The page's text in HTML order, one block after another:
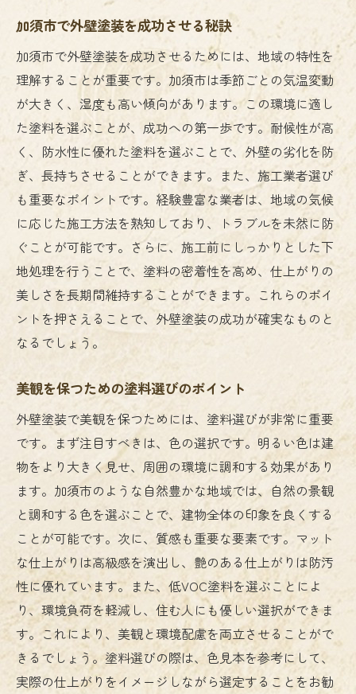
埼玉県加須市で注目の外壁塗装の選び方とその
加須市で人気の外壁塗装とは
効果的な塗料選定で家を守る
実績ある施工業者の見極め方
地域の特性に合う塗装技術の紹介
加須市での施工事例から学ぶ選び方
効果を最大化する施工スケジュール
外壁塗装で家を守る！加須市での最適な塗料選
び
塗料選びで重要なポイントとは
加須市の環境に適した塗料の種類
耐久性を高める塗料の選定基準
加須市での実績から学ぶ塗料選び
家の資産価値を高める塗料の特徴
加須市の外壁塗装で失敗しないための秘訣
よくある失敗例とその回避法
施工前に知っておきたい基礎知識
塗料選定で失敗しないためのコツ
プロが教える施工業者の選び方
加須市特有の注意点と対策
長期間綺麗を保つためのメンテナンス方法
美しい家を保つための加須市での外壁塗装ポイ
ント
外観を引き立てる色選びのテクニック
加須市で外壁塗装を成功させる秘訣
加須市で外壁塗装を成功させるためには、地域の特性を
理解することが重要です。加須市は季節ごとの気温変動
が大きく、湿度も高い傾向があります。この環境に適し
た塗料を選ぶことが、成功への第一歩です。耐候性が高
く、防水性に優れた塗料を選ぶことで、外壁の劣化を防
ぎ、長持ちさせることができます。また、施工業者選び
も重要なポイントです。経験豊富な業者は、地域の気候
に応じた施工方法を熟知しており、トラブルを未然に防
ぐことが可能です。さらに、施工前にしっかりとした下
地処理を行うことで、塗料の密着性を高め、仕上がりの
美しさを長期間維持することができます。これらのポイ
ントを押さえることで、外壁塗装の成功が確実なものと
なるでしょう。
美観を保つための塗料選びのポイント
外壁塗装で美観を保つためには、塗料選びが非常に重要
です。まず注目すべきは、色の選択です。明るい色は建
物をより大きく見せ、周囲の環境に調和する効果があり
ます。加須市のような自然豊かな地域では、自然の景観
と調和する色を選ぶことで、建物全体の印象を良くする
ことが可能です。次に、質感も重要な要素です。マット
な仕上がりは高級感を演出し、艶のある仕上がりは防汚
性に優れています。また、低VOC塗料を選ぶことによ
り、環境負荷を軽減し、住む人にも優しい選択ができま
す。これにより、美観と環境配慮を両立させることがで
きるでしょう。塗料選びの際は、色見本を参考にして、
実際の仕上がりをイメージしながら選定することをお勧